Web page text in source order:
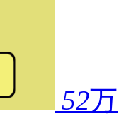
52万